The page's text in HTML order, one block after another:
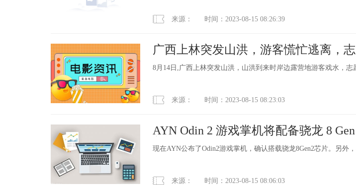
来源： 时间：2023-08-15 08:26:39
广西上林突发山洪，游客慌忙逃离，
8月14日,广西上林突发山洪，山洪到来时岸边露营地游客戏水，志
来源： 时间：2023-08-15 08:23:03
AYN Odin 2 游戏掌机将配备骁龙 8
美元起
现在AYN公布了Odin2游戏掌机，确认搭载骁龙8Gen2芯片。另外
来源： 时间：2023-08-15 08:06:03